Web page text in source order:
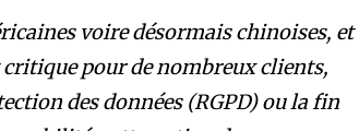
voire désormais chinoises, et
pour de nombreux clients,
des données (RGPD) ou la fin